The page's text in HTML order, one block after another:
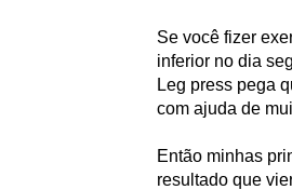
Se você fizer
inferior no dia
Leg press pega
com ajuda de
Então minhas
resultado que